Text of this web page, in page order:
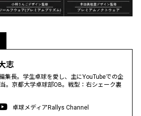
志
集長。学生卓球を愛し、主にYouTubeでの企
。京都大学卓球部OB。戦型：右シェーク裏
卓球メディアRallys Channel